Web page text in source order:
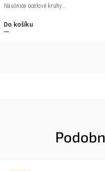
Do košíku
Náušnice ocelové kruhy...